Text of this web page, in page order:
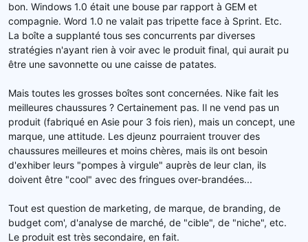
bon. Windows 1.0 était une bouse par rapport à GEM et
compagnie. Word 1.0 ne valait pas tripette face à Sprint. Etc.
La boîte a supplanté tous ses concurrents par diverses
stratégies n'ayant rien à voir avec le produit final, qui aurait pu
être une savonnette ou une caisse de patates.
Mais toutes les grosses boîtes sont concernées. Nike fait les
meilleures chaussures ? Certainement pas. Il ne vend pas un
produit (fabriqué en Asie pour 3 fois rien), mais un concept, une
marque, une attitude. Les djeunz pourraient trouver des
chaussures meilleures et moins chères, mais ils ont besoin
d'exhiber leurs "pompes à virgule" auprès de leur clan, ils
doivent être "cool" avec des fringues over-brandées...
Tout est question de marketing, de marque, de branding, de
budget com', d'analyse de marché, de "cible", de "niche", etc.
Le produit est très secondaire, en fait.